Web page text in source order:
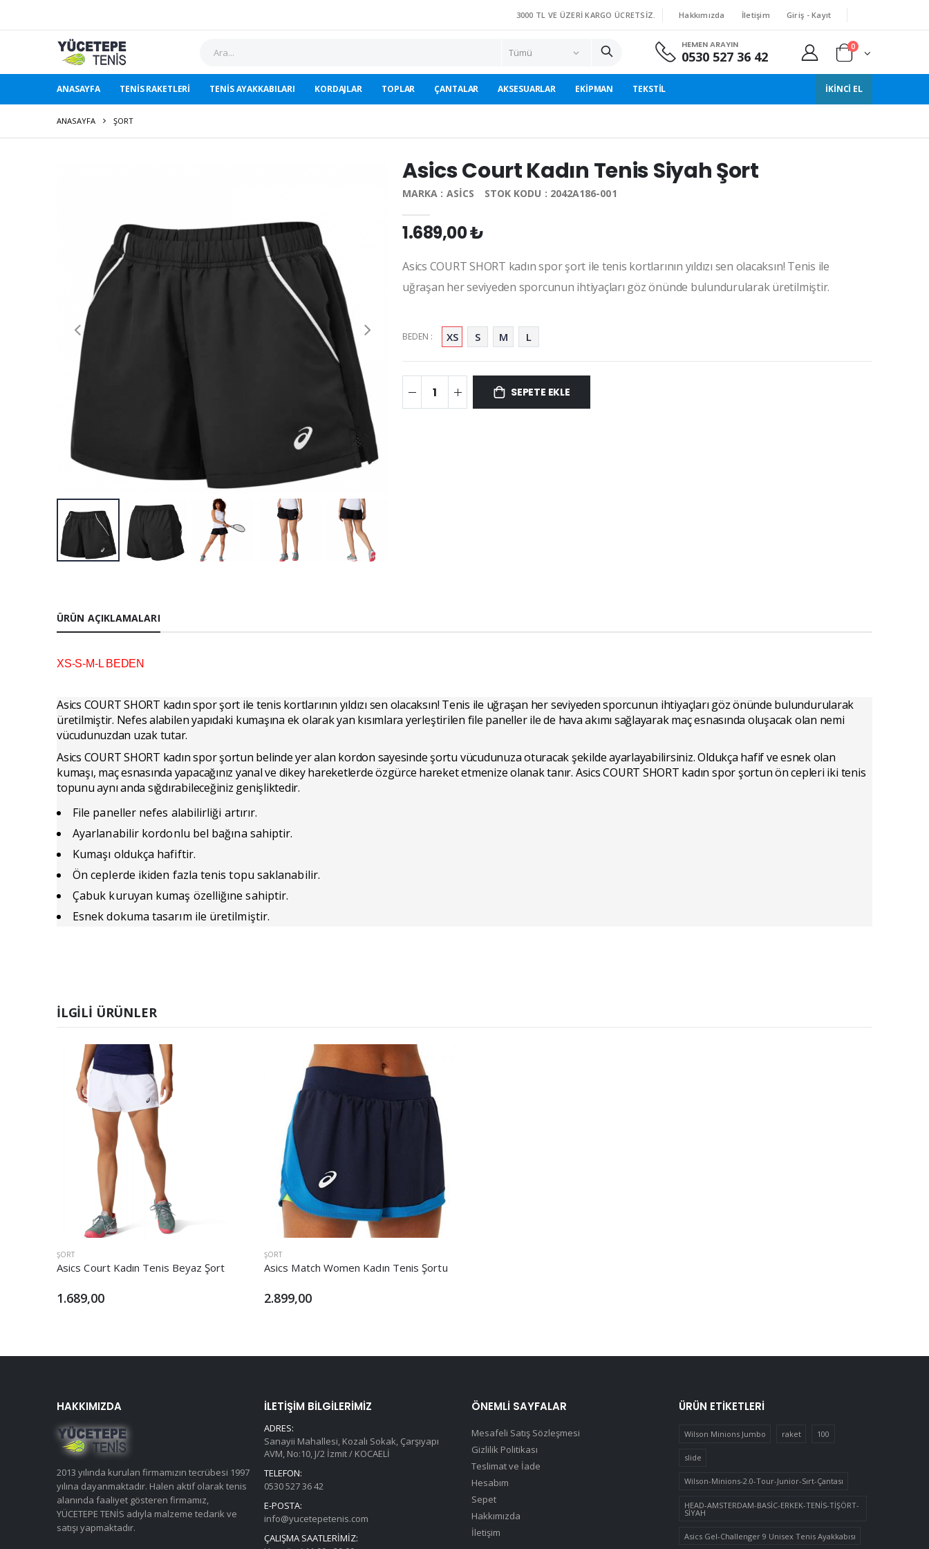
3000 TL VE ÜZERI KARGO ÜCRETSIZ. Hakkımızda İletişim Giriş - Kayıt
HEMEN ARAYIN
0530 527 36 42
0
ANASAYFA TENIS RAKETLERI TENIS AYAKKABILARI KORDAJLAR TOPLAR ÇANTALAR AKSESUARLAR EKIPMAN TEKSTIL İKINCI EL
ANASAYFA ŞORT
Asics Court Kadın Tenis Siyah Şort
MARKA : ASICS STOK KODU : 2042A186-001
1.689,00 ₺
Asics COURT SHORT kadın spor şort ile tenis kortlarının yıldızı sen olacaksın! Tenis ile
uğraşan her seviyeden sporcunun ihtiyaçları göz önünde bulundurularak üretilmiştir.
BEDEN : XS S M L
SEPETE EKLE
ÜRÜN AÇIKLAMALARI
XS-S-M-L BEDEN
Asics COURT SHORT kadın spor şort ile tenis kortlarının yıldızı sen olacaksın! Tenis ile uğraşan her seviyeden sporcunun ihtiyaçları göz önünde bulundurularak
üretilmiştir. Nefes alabilen yapıdaki kumaşına ek olarak yan kısımlara yerleştirilen file paneller ile de hava akımı sağlayarak maç esnasında oluşacak olan nemi
vücudunuzdan uzak tutar.
Asics COURT SHORT kadın spor şortun belinde yer alan kordon sayesinde şortu vücudunuza oturacak şekilde ayarlayabilirsiniz. Oldukça hafif ve esnek olan
kumaşı, maç esnasında yapacağınız yanal ve dikey hareketlerde özgürce hareket etmenize olanak tanır. Asics COURT SHORT kadın spor şortun ön cepleri iki tenis
topunu aynı anda sığdırabileceğiniz genişliktedir.
File paneller nefes alabilirliği artırır.
Ayarlanabilir kordonlu bel bağına sahiptir.
Kumaşı oldukça hafiftir.
Ön ceplerde ikiden fazla tenis topu saklanabilir.
Çabuk kuruyan kumaş özelliğıne sahiptir.
Esnek dokuma tasarım ile üretilmiştir.
İLGILI ÜRÜNLER
ŞORT
Asics Court Kadın Tenis Beyaz Şort
1.689,00
ŞORT
Asics Match Women Kadın Tenis Şortu
2.899,00
HAKKIMIZDA
2013 yılında kurulan firmamızın tecrübesi 1997
yılına dayanmaktadır. Halen aktif olarak tenis
alanında faaliyet gösteren firmamız,
YÜCETEPE TENİS adıyla malzeme tedarik ve
satışı yapmaktadır.
İLETIŞIM BILGILERIMIZ
ADRES:
Sanayii Mahallesi, Kozalı Sokak, Çarşıyapı
AVM, No:10, J/2 İzmit / KOCAELİ
TELEFON:
0530 527 36 42
E-POSTA:
info@yucetepetenis.com
ÇALIŞMA SAATLERIMIZ:
ÖNEMLI SAYFALAR
Mesafeli Satış Sözleşmesi
Gizlilik Politikası
Teslimat ve İade
Hesabım
Sepet
Hakkımızda
İletişim
ÜRÜN ETIKETLERI
Wilson Minions Jumbo raket 100
slide
Wilson-Minions-2.0-Tour-Junior-Sırt-Çantası
HEAD-AMSTERDAM-BASİC-ERKEK-TENİS-TİŞÖRT-
SİYAH
Asics Gel-Challenger 9 Unisex Tenis Ayakkabısı